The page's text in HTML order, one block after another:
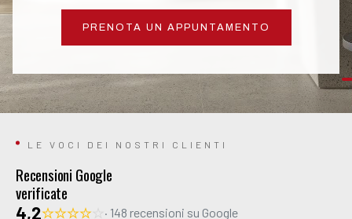
PRENOTA UN APPUNTAMENTO
LE VOCI DEI NOSTRI CLIENTI
Recensioni Google
verificate
4,2 · 148 recensioni su Google